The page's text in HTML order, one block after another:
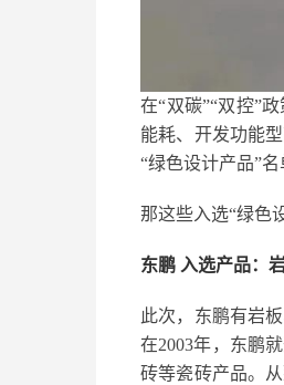
在“双碳”“双控”
能耗、开发功能
“绿色设计产品”名
那这些入选“绿色
东鹏 入选产品：
此次，东鹏有岩
在2003年，东鹏
砖等瓷砖产品。